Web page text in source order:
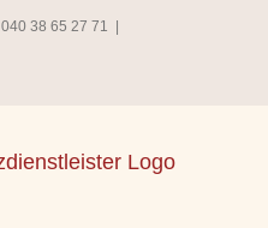
040 38 65 27 71